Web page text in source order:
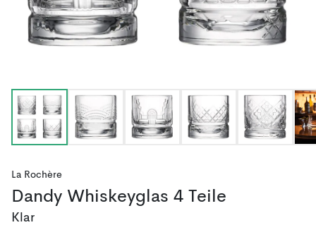
La Rochère
Dandy Whiskeyglas 4 Teile
Klar